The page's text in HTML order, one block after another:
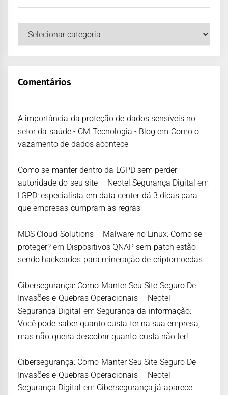
Comentários
A importância da proteção de dados sensíveis no
setor da saúde - CM Tecnologia - Blog em Como o
vazamento de dados acontece
Como se manter dentro da LGPD sem perder
autoridade do seu site – Neotel Segurança Digital em
LGPD: especialista em data center dá 3 dicas para
que empresas cumpram as regras
MDS Cloud Solutions – Malware no Linux: Como se
proteger? em Dispositivos QNAP sem patch estão
sendo hackeados para mineração de criptomoedas
Cibersegurança: Como Manter Seu Site Seguro De
Invasões e Quebras Operacionais – Neotel
Segurança Digital em Segurança da informação:
Você pode saber quanto custa ter na sua empresa,
mas não queira descobrir quanto custa não ter!
Cibersegurança: Como Manter Seu Site Seguro De
Invasões e Quebras Operacionais – Neotel
Segurança Digital em Cibersegurança já aparece